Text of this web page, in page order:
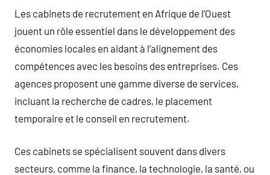
Les cabinets de recrutement en Afrique de l’Ouest
jouent un rôle essentiel dans le développement des
économies locales en aidant à l’alignement des
compétences avec les besoins des entreprises. Ces
agences proposent une gamme diverse de services,
incluant la recherche de cadres, le placement
temporaire et le conseil en recrutement.
Ces cabinets se spécialisent souvent dans divers
secteurs, comme la finance, la technologie, la santé, ou